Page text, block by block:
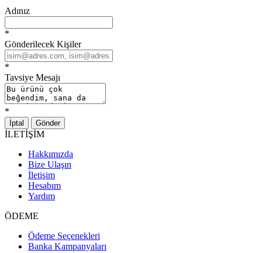
Adınız
*
Gönderilecek Kişiler
*
Tavsiye Mesajı
*
İptal Gönder
İLETİŞİM
Hakkımızda
Bize Ulaşın
İletişim
Hesabım
Yardım
ÖDEME
Ödeme Seçenekleri
Banka Kampanyaları